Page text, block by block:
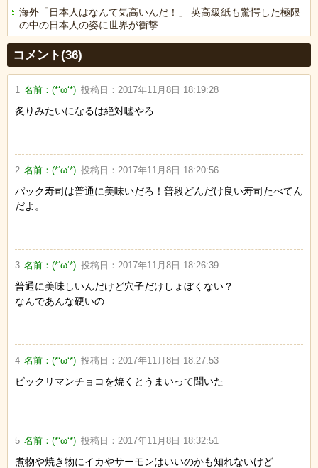
海外「日本人はなんて気高いんだ！」 英高級紙も驚愕した極限
の中の日本人の姿に世界が衝撃
Powered by livedoor 相互RSS
コメント(36)
1 名前：(*‘ω‘*) 投稿日： 2017年11月8日 18:19:28
炙りみたいになるは絶対嘘やろ
2 名前：(*‘ω‘*) 投稿日： 2017年11月8日 18:20:56
パック寿司は普通に美味いだろ！普段どんだけ良い寿司たべてん
だよ。
3 名前：(*‘ω‘*) 投稿日： 2017年11月8日 18:26:39
普通に美味しいんだけど穴子だけしょぼくない？
なんであんな硬いの
4 名前：(*‘ω‘*) 投稿日： 2017年11月8日 18:27:53
ビックリマンチョコを焼くとうまいって聞いた
5 名前：(*‘ω‘*) 投稿日： 2017年11月8日 18:32:51
煮物や焼き物にイカやサーモンはいいのかも知れないけど